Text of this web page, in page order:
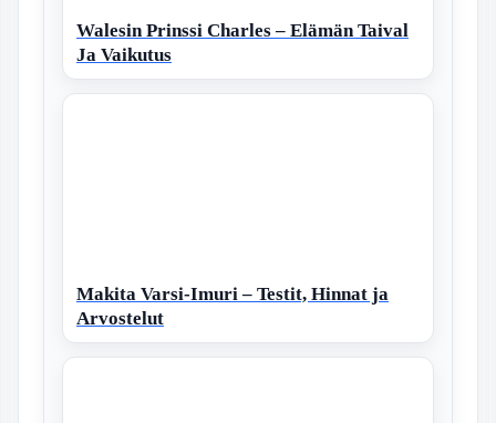
Walesin Prinssi Charles – Elämän Taival
Ja Vaikutus
Makita Varsi-Imuri – Testit, Hinnat ja
Arvostelut